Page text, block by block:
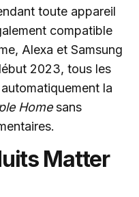
toute appareil
compatible
Alexa et Samsung
2023, tous les
la
Homesans
Matter